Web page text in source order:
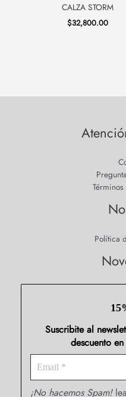
CALZA STORM
$32,800.00
Política
Suscribite al
descuento
¡No hacemos Spam!